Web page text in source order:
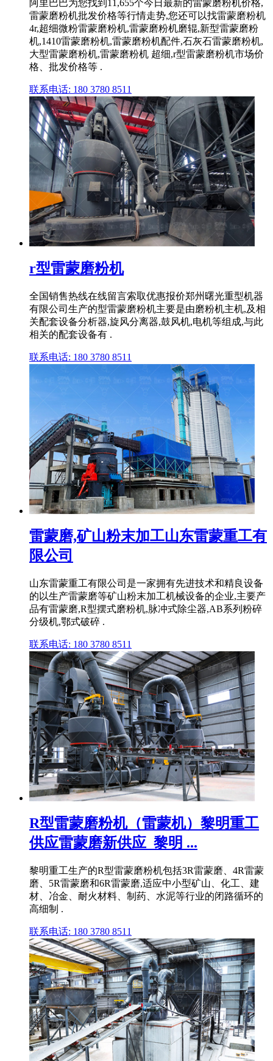
阿里巴巴为您找到11,655个今日最新的雷蒙磨粉机价格,
雷蒙磨粉机批发价格等行情走势,您还可以找雷蒙磨粉机
4r,超细微粉雷蒙磨粉机,雷蒙磨粉机磨辊,新型雷蒙磨粉
机,1410雷蒙磨粉机,雷蒙磨粉机配件,石灰石雷蒙磨粉机,
大型雷蒙磨粉机,雷蒙磨粉机 超细,r型雷蒙磨粉机市场价
格、批发价格等 .
联系电话: 180 3780 8511
r型雷蒙磨粉机
全国销售热线在线留言索取优惠报价郑州曙光重型机器
有限公司生产的型雷蒙磨粉机主要是由磨粉机主机,及相
关配套设备分析器,旋风分离器,鼓风机,电机等组成,与此
相关的配套设备有 .
联系电话: 180 3780 8511
雷蒙磨,矿山粉末加工山东雷蒙重工有
限公司
山东雷蒙重工有限公司是一家拥有先进技术和精良设备
的以生产雷蒙磨等矿山粉末加工机械设备的企业,主要产
品有雷蒙磨,R型摆式磨粉机,脉冲式除尘器,AB系列粉碎
分级机,鄂式破碎 .
联系电话: 180 3780 8511
R型雷蒙磨粉机（雷蒙机）黎明重工
供应雷蒙磨新供应_黎明 ...
黎明重工生产的R型雷蒙磨粉机包括3R雷蒙磨、4R雷蒙
磨、5R雷蒙磨和6R雷蒙磨,适应中小型矿山、化工、建
材、冶金、耐火材料、制药、水泥等行业的闭路循环的
高细制 .
联系电话: 180 3780 8511